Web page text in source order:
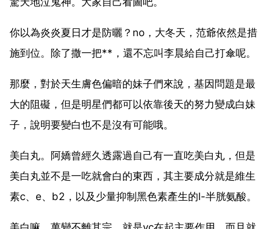
你以為炎炎夏日才是防曬？no，大冬天，范爺依然是措
施到位。除了撒一把**，還不忘叫李晨給自己打傘呢。
那麼，對於天生膚色偏暗的妹子們來說，基因問題是最
大的阻礙，但是明星們都可以依靠後天的努力變成白妹
子，說明要變白也不是沒有可能哦。
美白丸。阿嬌曾經久透露過自己有一直吃美白丸，但是
美白丸並不是一吃就會白的東西，其主要成分就是維生
素c、e、b2，以及少量抑制黑色素產生的l-半胱氨酸。